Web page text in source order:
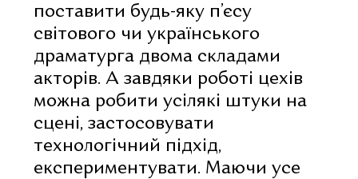
поставити будь-яку п’єсу
світового чи українського
драматурга двома складами
акторів. А завдяки роботі цехів
можна робити усілякі штуки на
сцені, застосовувати
технологічний підхід,
експериментувати. Маючи усе